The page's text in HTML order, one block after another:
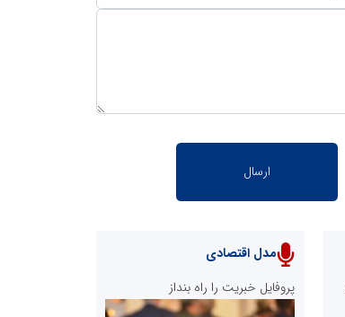
مدل اقتصادی
پروفایل خبریت را راه بنداز